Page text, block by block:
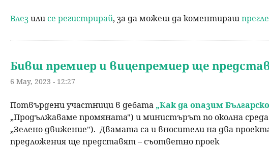
Влезили се регистрирай, за да можеш да коментираш
Бивш премиер и вицепремиер ще
6 May, 2023 - 12:27
Потвърдени участници в дебата „Как да опазим
„Продължаваме промяната") и министърът по околна
„Зелено движение"). Двамата са и вносители на два
предложения ще представят – съответно проек